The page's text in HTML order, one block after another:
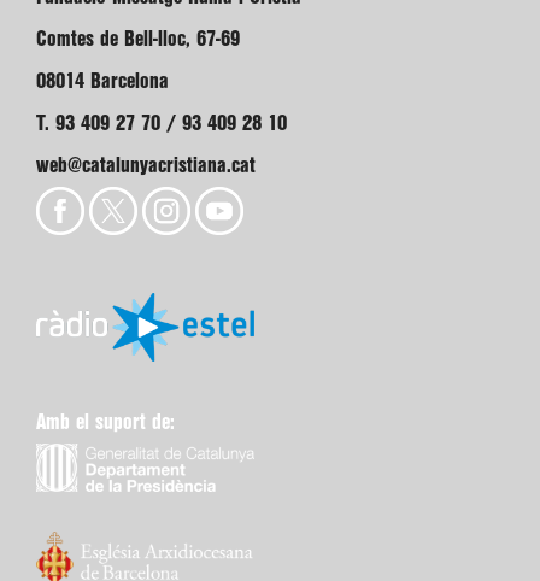
Comtes de Bell-lloc, 67-69
08014 Barcelona
T. 93 409 27 70 / 93 409 28 10
web@catalunyacristiana.cat
Amb el suport de: